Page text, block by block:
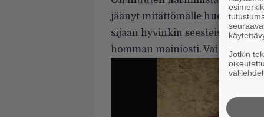
jäänyt mitättömälle huomiolle
sijaan hyvinkin seesteistä ja
homman mainiosti. Vai mitäJotkin